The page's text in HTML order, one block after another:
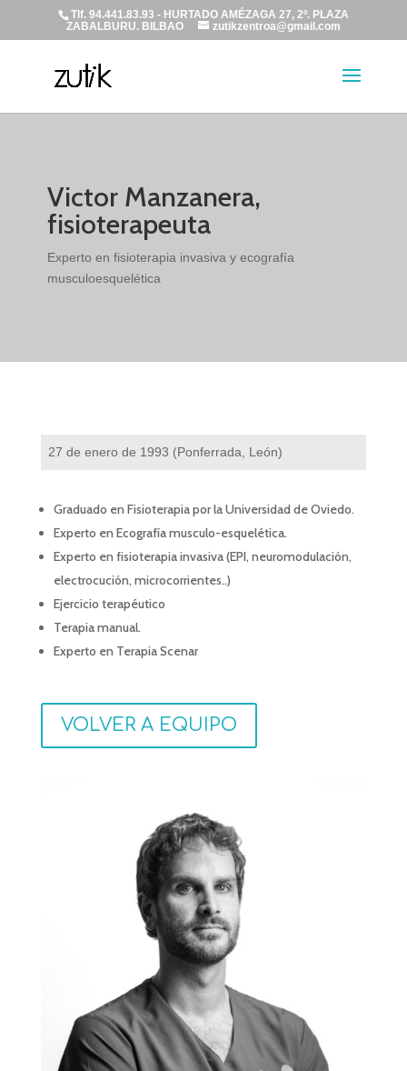
Tlf. 94.441.83.93 - HURTADO AMÉZAGA 27, 2º. PLAZA
ZABALBURU. BILBAO
zutikzentroa@gmail.com
Victor Manzanera,
fisioterapeuta
Experto en fisioterapia invasiva y ecografía
musculoesquelética
27 de enero de 1993 (Ponferrada, León)
Graduado en Fisioterapia por la Universidad de Oviedo.
Experto en Ecografía musculo-esquelética.
Experto en fisioterapia invasiva (EPI, neuromodulación,
electrocución, microcorrientes..)
Ejercicio terapéutico
Terapia manual.
Experto en Terapia Scenar
VOLVER A EQUIPO